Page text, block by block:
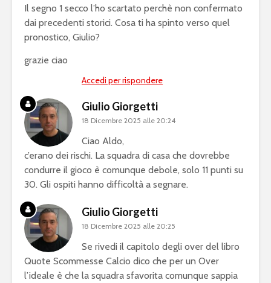
Il segno 1 secco l’ho scartato perchè non confermato
dai precedenti storici. Cosa ti ha spinto verso quel
pronostico, Giulio?
grazie ciao
Accedi per rispondere
Giulio Giorgetti
18 Dicembre 2025 alle 20:24
Ciao Aldo,
c’erano dei rischi. La squadra di casa che dovrebbe
condurre il gioco è comunque debole, solo 11 punti su
30. Gli ospiti hanno difficoltà a segnare.
Giulio Giorgetti
18 Dicembre 2025 alle 20:25
Se rivedi il capitolo degli over del libro
Quote Scommesse Calcio dico che per un Over
l’ideale è che la squadra sfavorita comunque sappia